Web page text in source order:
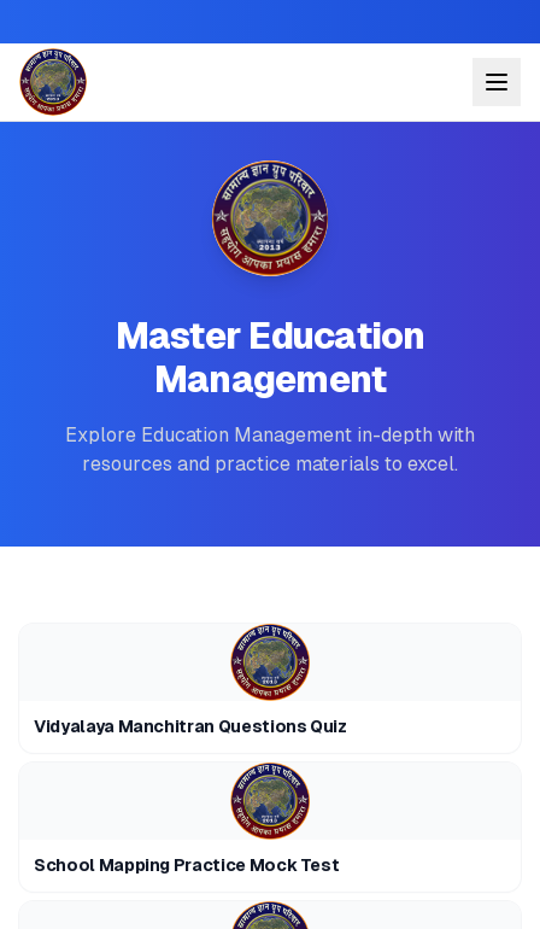
Master Education
Management
Explore Education Management in-depth with
resources and practice materials to excel.
Vidyalaya Manchitran Questions Quiz
School Mapping Practice Mock Test